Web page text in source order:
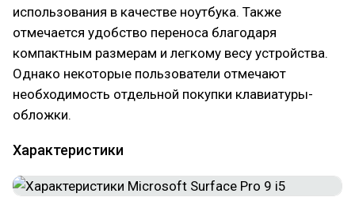
использования в качестве ноутбука. Также
отмечается удобство переноса благодаря
компактным размерам и легкому весу устройства.
Однако некоторые пользователи отмечают
необходимость отдельной покупки клавиатуры-
обложки.
Характеристики